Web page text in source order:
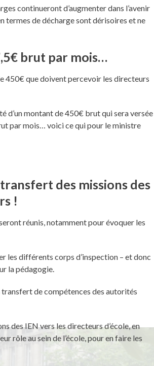
continueront d’augmenter dans l’avenir
termes de décharge sont dérisoires et ne
brut par mois…
450€ que doivent percevoir les directeurs
d’un montant de 450€ brut qui sera versée
par mois… voici ce qui pour le ministre
des missions des
!
réunis, notamment pour évoquer les
les différents corps d’inspection – et donc
la pédagogie.
de compétences des autorités
des IEN vers les directeurs d’école, en
rôle au sein de l’école, pour en faire les